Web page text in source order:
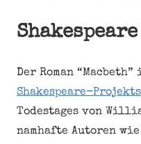
Der Roman
Shakespeare-Projekts
Todestages von
namhafte Autoren